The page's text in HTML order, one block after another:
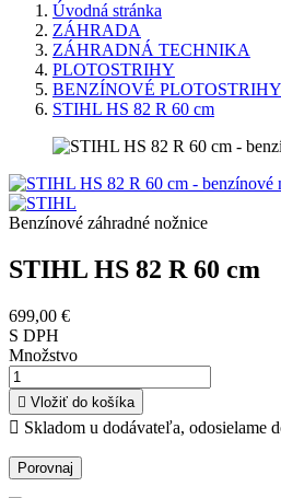
Úvodná stránka
ZÁHRADA
ZÁHRADNÁ TECHNIKA
PLOTOSTRIHY
BENZÍNOVÉ PLOTOSTRIHY
STIHL HS 82 R 60 cm
Benzínové záhradné nožnice
STIHL HS 82 R 60 cm
699,00 €
S DPH
Množstvo
 Vložiť do košíka
 Skladom u dodávateľa, odosielame
Porovnaj